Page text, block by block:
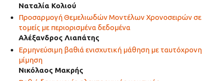
Ναταλία Κολιού
Προσαρμογή Θεμελιωδών Μοντέλων Χρονοσειρών σε
τομείς με περιορισμένα δεδομένα
Αλέξανδρος Λιαπάτης
Ερμηνεύσιμη βαθιά ενισχυτική μάθηση με ταυτόχρονη
μίμηση
Νικόλαος Μακρής